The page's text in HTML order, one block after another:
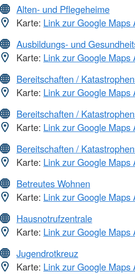
Alten- und Pflegeheime
Karte: Link zur Google Maps
Ausbildungs- und
Karte: Link zur Google Maps
Bereitschaften /
Karte: Link zur Google Maps
Bereitschaften /
Karte: Link zur Google Maps
Bereitschaften /
Karte: Link zur Google Maps
Betreutes Wohnen
Karte: Link zur Google Maps
Hausnotrufzentrale
Karte: Link zur Google Maps
Jugendrotkreuz
Karte: Link zur Google Maps